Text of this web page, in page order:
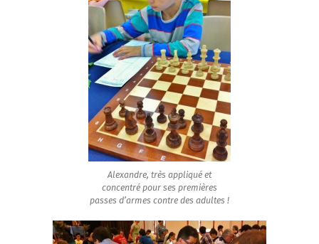
Alexandre, très appliqué et
concentré pour ses premières
passes d’armes contre des adultes !